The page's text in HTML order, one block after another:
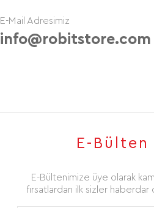
E-Mail Adresimiz
info@robitstore.com
E-Bülten
E-Bültenimize üye olarak
fırsatlardan ilk sizler haberdar